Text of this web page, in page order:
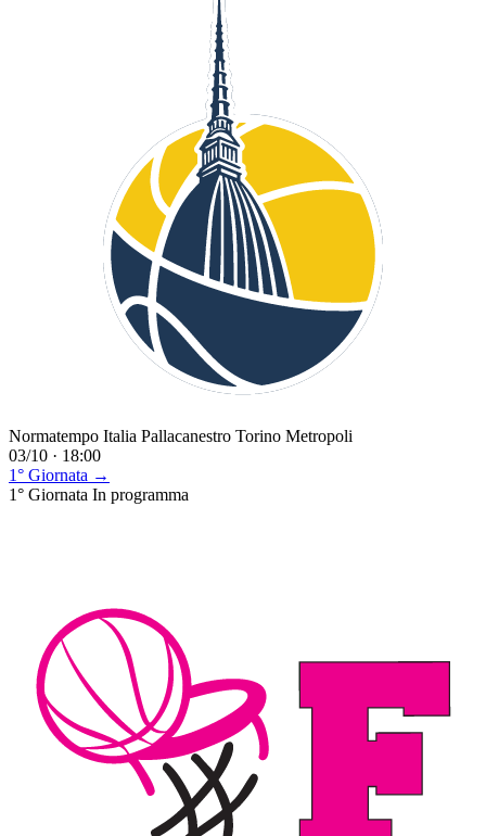
Normatempo Italia Pallacanestro Torino Metropoli
03/10 · 18:00
1° Giornata →
1° Giornata In programma